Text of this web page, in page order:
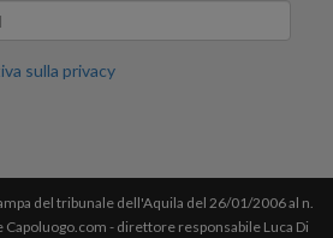
sulla privacy
del tribunale dell'Aquila del 26/01/2006 al n.
- direttore responsabile Luca Di